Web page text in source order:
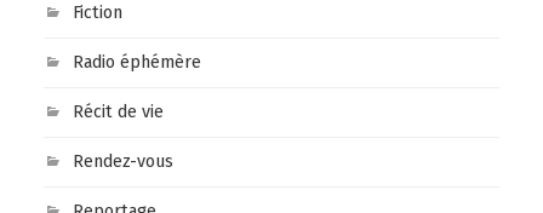
Fiction
Radio éphémère
Récit de vie
Rendez-vous